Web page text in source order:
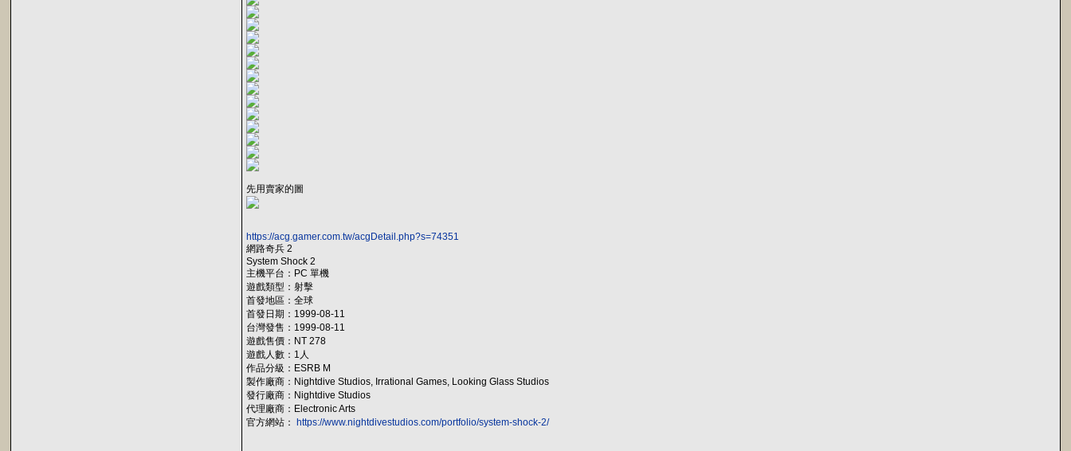
先用賣家的圖
https://acg.gamer.com.tw/acgDetail.php?s=74351
網路奇兵 2
System Shock 2
主機平台：PC 單機
遊戲類型：射擊
首發地區：全球
首發日期：1999-08-11
台灣發售：1999-08-11
遊戲售價：NT 278
遊戲人數：1人
作品分級：ESRB M
製作廠商：Nightdive Studios, Irrational Games, Looking Glass Studios
發行廠商：Nightdive Studios
代理廠商：Electronic Arts
官方網站：
https://www.nightdivestudios.com/portfolio/system-shock-2/